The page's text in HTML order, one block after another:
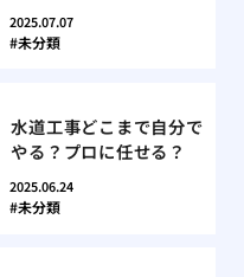
2025.07.07
未分類
水道工事どこまで自分で
やる？プロに任せる？
2025.06.24
未分類